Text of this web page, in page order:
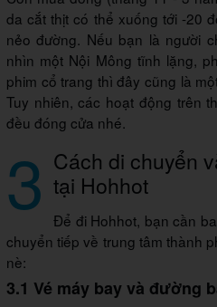
da cắt thịt có thể xuống tới -20
nẻo đường. Nếu bạn là người
nhìn một Nội Mông tĩnh lặng,
phim cổ trang thì đây cũng là
Tuy nhiên, các hoạt động trên
đều đóng cửa nhé.
3 Cách di chuyển
tại Hohhot
Để đi Hohhot, bạn cần
chuyển tiếp về trung tâm thành
nè:
3.1 Vé máy bay và đường